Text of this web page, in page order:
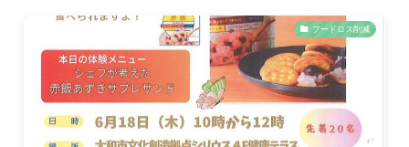
定款/事業報告
お問い合わせ
フードロス削減